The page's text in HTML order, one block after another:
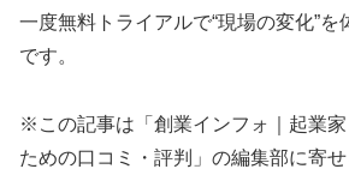
一度無料トライアルで“現場の変化”を
です。
※この記事は「創業インフォ｜起業
ための口コミ・評判」の編集部に寄